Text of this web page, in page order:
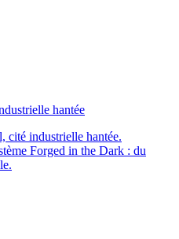
hantée
cité industrielle hantée.
Forged in the Dark : du